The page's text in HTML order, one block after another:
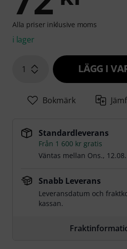
Alla priser inklusive moms
i lager
1 LÄGG I
Bokmärk
Standardleverans
Från 1 600 kr gratis
Väntas mellan Ons., 12.08.
Snabb Leverans
Leveransdatum och
kassan.